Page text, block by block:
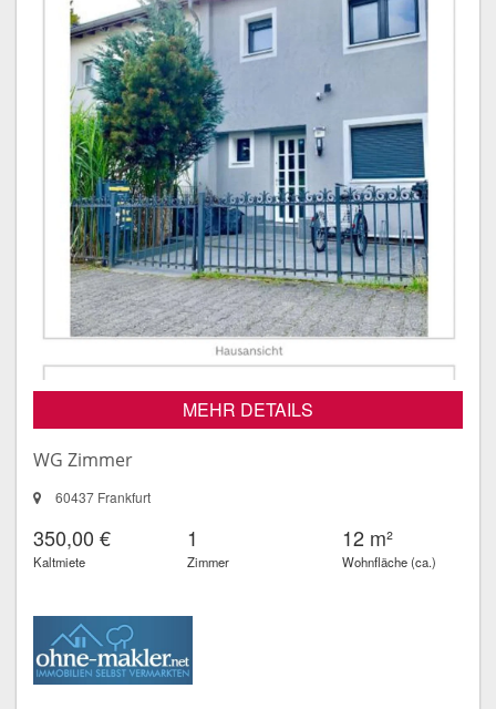
MEHR DETAILS
WG Zimmer
60437 Frankfurt
350,00 €
Kaltmiete
1
Zimmer
12 m²
Wohnfläche (ca.)